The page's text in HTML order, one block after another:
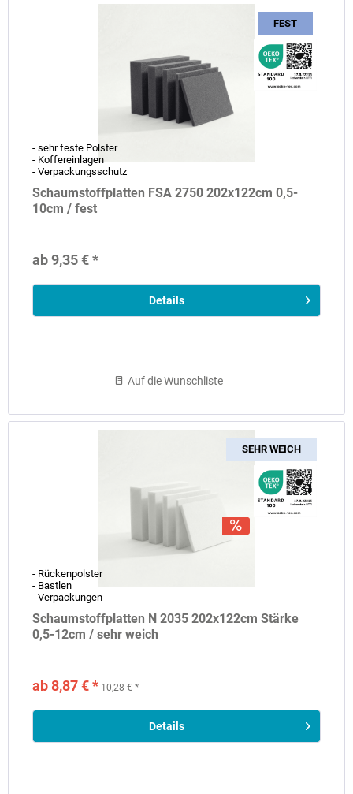
FEST
- sehr feste Polster
- Koffereinlagen
- Verpackungsschutz
Schaumstoffplatten FSA 2750 202x122cm 0,5-
10cm / fest
ab 9,35 € *
Details
Auf die Wunschliste
SEHR WEICH
- Rückenpolster
- Bastlen
- Verpackungen
Schaumstoffplatten N 2035 202x122cm Stärke
0,5-12cm / sehr weich
ab 8,87 € * 10,28 € *
Details